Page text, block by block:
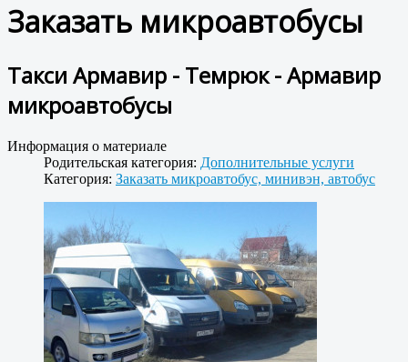
Заказать микроавтобусы
Такси Армавир - Темрюк - Армавир
микроавтобусы
Информация о материале
Родительская категория: Дополнительные услуги
Категория: Заказать микроавтобус, минивэн, автобус